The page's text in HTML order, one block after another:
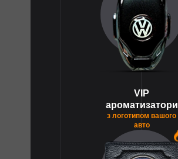
VIP
ароматизатори
з логотипом вашого
авто